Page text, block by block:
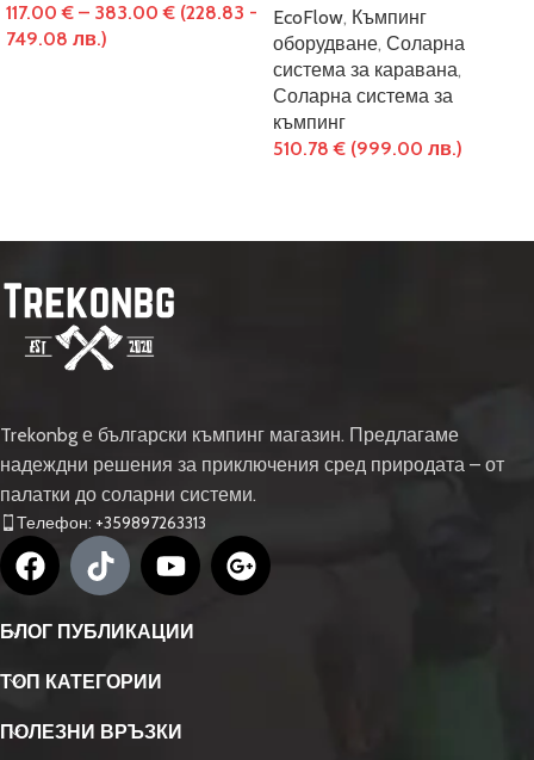
117.00€ – 383.00€ (228.83 -
749.08 лв.)
EcoFlow, Къмпинг
оборудване, Соларна
система за каравана,
Соларна система за
къмпинг
510.78€ (999.00 лв.)
Trekonbg е български къмпинг магазин. Предлагаме
надеждни решения за приключения сред природата – от
палатки до соларни системи.
Телефон: +359897263313
БЛОГ ПУБЛИКАЦИИ
ТОП КАТЕГОРИИ
ПОЛЕЗНИ ВРЪЗКИ